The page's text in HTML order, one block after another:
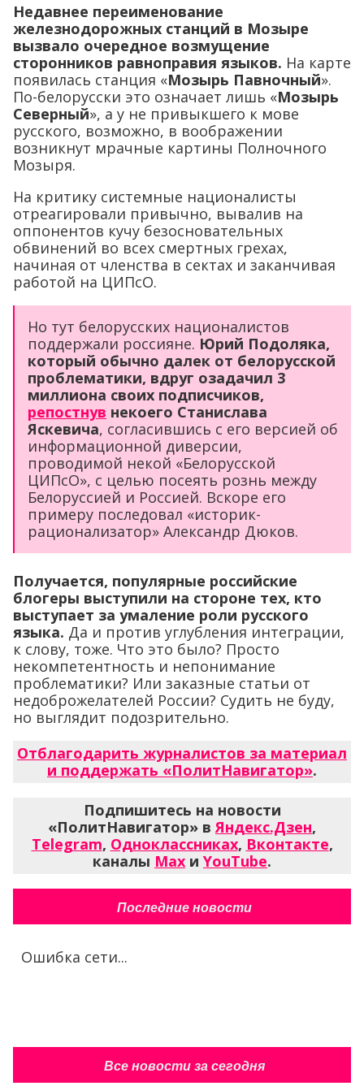
Недавнее переименование
железнодорожных станций в Мозыре
вызвало очередное возмущение
сторонников равноправия языков. На карте
появилась станция «Мозырь Павночный».
По-белорусски это означает лишь «Мозырь
Северный», а у не привыкшего к мове
русского, возможно, в воображении
возникнут мрачные картины Полночного
Мозыря.
На критику системные националисты
отреагировали привычно, вывалив на
оппонентов кучу безосновательных
обвинений во всех смертных грехах,
начиная от членства в сектах и заканчивая
работой на ЦИПсО.
Но тут белорусских националистов
поддержали россияне. Юрий Подоляка,
который обычно далек от белорусской
проблематики, вдруг озадачил 3
миллиона своих подписчиков,
репостнув некоего Станислава
Яскевича, согласившись с его версией об
информационной диверсии,
проводимой некой «Белорусской
ЦИПсО», с целью посеять рознь между
Белоруссией и Россией. Вскоре его
примеру последовал «историк-
рационализатор» Александр Дюков.
Получается, популярные российские
блогеры выступили на стороне тех, кто
выступает за умаление роли русского
языка. Да и против углубления интеграции,
к слову, тоже. Что это было? Просто
некомпетентность и непонимание
проблематики? Или заказные статьи от
недоброжелателей России? Судить не буду,
но выглядит подозрительно.
Отблагодарить журналистов за материал
и поддержать «ПолитНавигатор».
Подпишитесь на новости
«ПолитНавигатор» вЯндекс.Дзен,
Telegram, Одноклассниках, Вконтакте,
каналы Max и YouTube.
Последние новости
Ошибка сети...
Все новости за сегодня